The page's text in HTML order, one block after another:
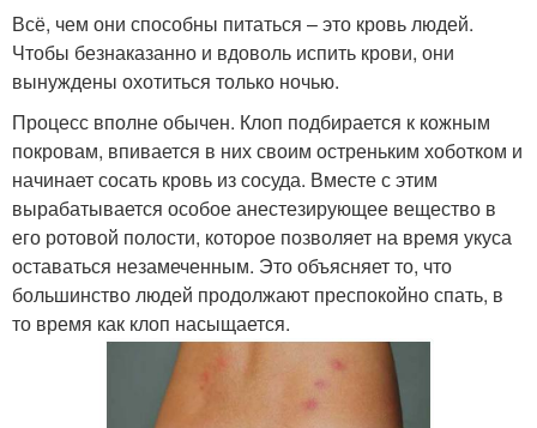
Всё, чем они способны питаться – это кровь людей.
Чтобы безнаказанно и вдоволь испить крови, они
вынуждены охотиться только ночью.
Процесс вполне обычен. Клоп подбирается к кожным
покровам, впивается в них своим остреньким хоботком и
начинает сосать кровь из сосуда. Вместе с этим
вырабатывается особое анестезирующее вещество в
его ротовой полости, которое позволяет на время укуса
оставаться незамеченным. Это объясняет то, что
большинство людей продолжают преспокойно спать, в
то время как клоп насыщается.